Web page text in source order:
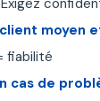
moyen
fiabilité
cas de